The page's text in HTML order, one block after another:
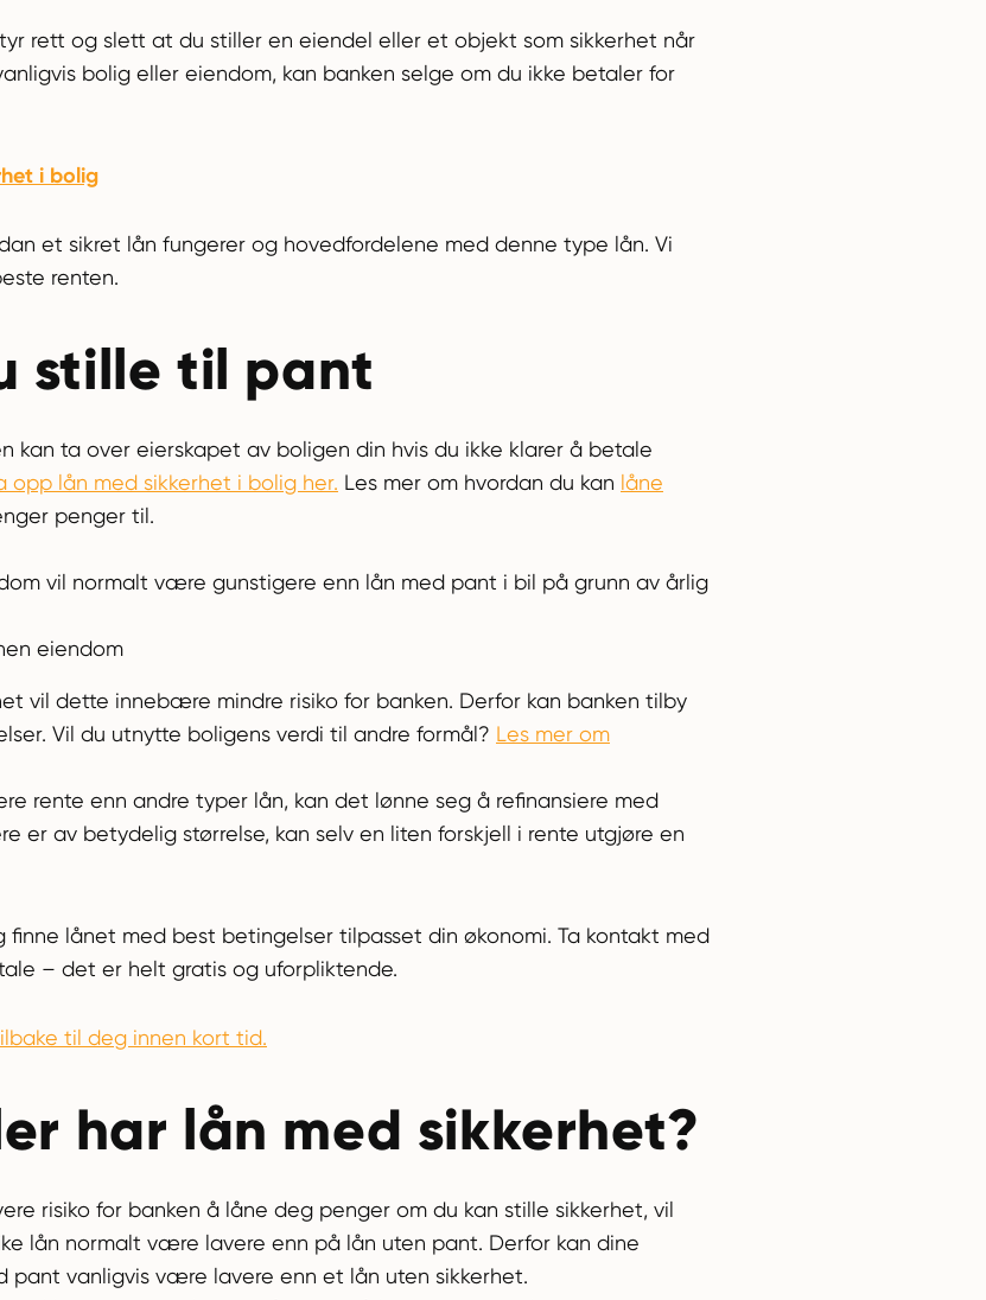
rett og slett at du stiller en eiendel eller et objekt som sikkerhet når
bolig eller eiendom, kan banken selge om du ikke betaler for
i bolig
et sikret lån fungerer og hovedfordelene med denne type lån. Vi
renten.
stille til pant
kan ta over eierskapet av boligen din hvis du ikke klarer å betale
opp lån med sikkerhet i bolig her. Les mer om hvordan du kan låne
penger til.
vil normalt være gunstigere enn lån med pant i bil på grunn av årlig
eiendom
vil dette innebære mindre risiko for banken. Derfor kan banken tilby
Vil du utnytte boligens verdi til andre formål? Les mer om
rente enn andre typer lån, kan det lønne seg å refinansiere med
er av betydelig størrelse, kan selv en liten forskjell i rente utgjøre en
finne lånet med best betingelser tilpasset din økonomi. Ta kontakt med
– det er helt gratis og uforpliktende.
til deg innen kort tid.
har lån med sikkerhet?
risiko for banken å låne deg penger om du kan stille sikkerhet, vil
lån normalt være lavere enn på lån uten pant. Derfor kan dine
pant vanligvis være lavere enn et lån uten sikkerhet.